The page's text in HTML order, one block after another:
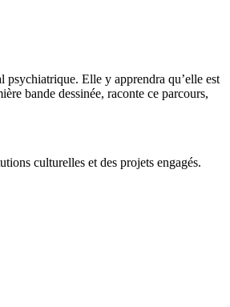
psychiatrique. Elle y apprendra qu’elle est
bande dessinée, raconte ce parcours,
culturelles et des projets engagés.